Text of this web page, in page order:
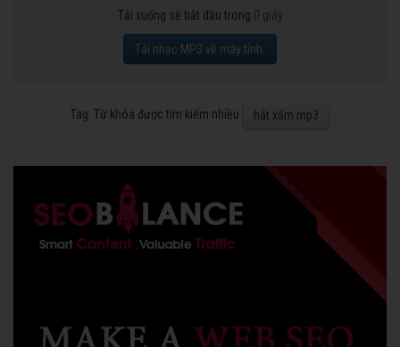
Tải xuống sẽ bắt đầu trong 0 giây
Tải nhạc MP3 về máy tính.
Tag: Từ khóa được tìm kiếm nhiều hát xẩm mp3